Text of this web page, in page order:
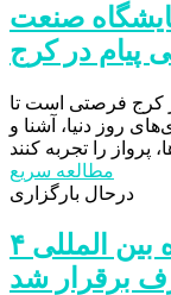
صنعت
پیام در کرج
کرج فرصتی است تا
روز دنیا، آشنا و
مطالعه سریع
درحال بارگزاری
۴ پرواز فوق العاده از فرودگاه بین المللی
برقرار شد